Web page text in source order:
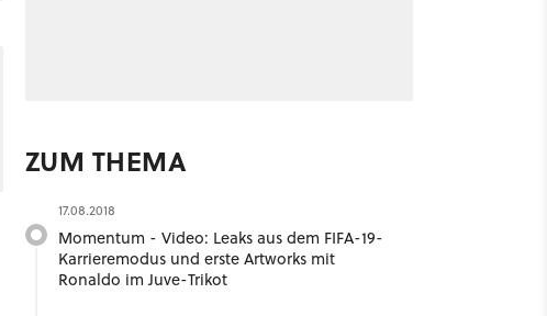
ZUM THEMA
17.08.2018
Momentum - Video: Leaks aus dem FIFA-19-
Karrieremodus und erste Artworks mit
Ronaldo im Juve-Trikot